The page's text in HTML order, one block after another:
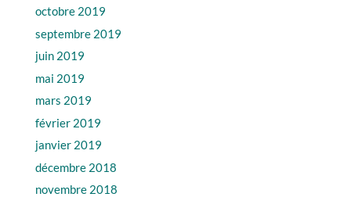
octobre 2019
septembre 2019
juin 2019
mai 2019
mars 2019
février 2019
janvier 2019
décembre 2018
novembre 2018